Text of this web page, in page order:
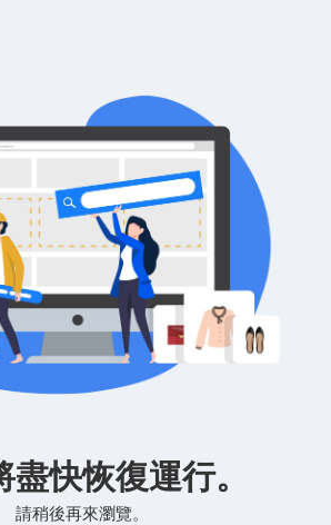
快恢復運行。
請稍後再來瀏覽。